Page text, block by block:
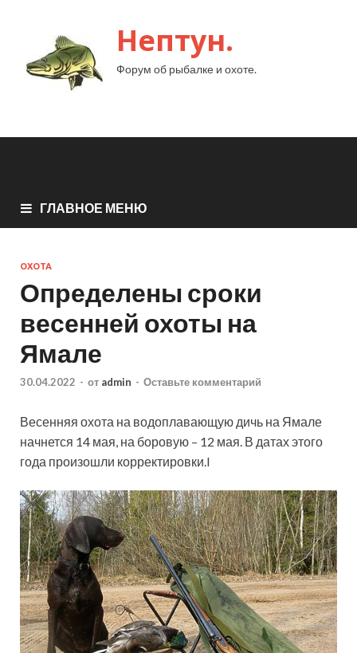
Нептун.
Форум об рыбалке и охоте.
ГЛАВНОЕ МЕНЮ
ОХОТА
Определены сроки
весенней охоты на
Ямале
30.04.2022 - от admin - Оставьте комментарий
Весенняя охота на водоплавающую дичь на Ямале
начнется 14 мая, на боровую – 12 мая. В датах этого
года произошли корректировки.l